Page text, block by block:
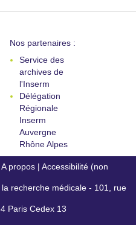
Nos partenaires :
Service des
archives de
l'Inserm
Délégation
Régionale
Inserm
Auvergne
Rhône Alpes
A propos | Accessibilité (non
recherche médicale - 101, rue
Paris Cedex 13